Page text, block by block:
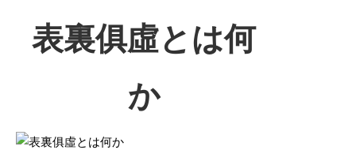
表裏俱虛とは何
か